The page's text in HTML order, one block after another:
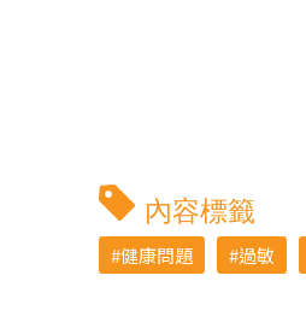
內容標籤
健康問題 過敏